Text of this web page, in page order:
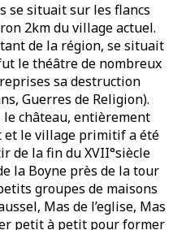
se situait sur les flancs
2km du village actuel.
de la région, se situait
le théâtre de nombreux
sa destruction
Guerres de Religion).
le château, entièrement
et le village primitif a été
de la fin du XVII°siècle
la Boyne près de la tour
groupes de maisons
Mas de l’eglise, Mas
petit à petit pour former